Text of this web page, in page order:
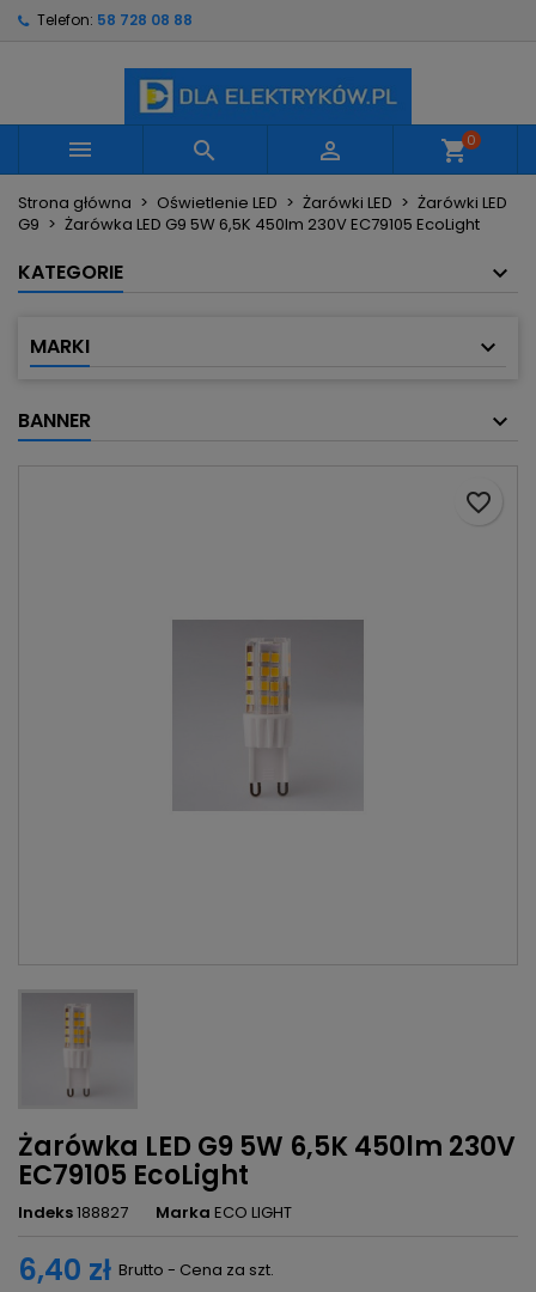
Telefon: 58 728 08 88
   shopping_cart0
Strona główna Oświetlenie LED Żarówki LED
Żarówki LED
G9
Żarówka LED G9 5W 6,5K 450lm 230V EC79105 EcoLight
KATEGORIE
MARKI
BANNER
Żarówka LED G9 5W 6,5K 450lm 230V
EC79105 EcoLight
Indeks188827 Marka ECO LIGHT
6,40 zł Brutto - Cena za szt.
favorite_border
Utwórz nową listę
Nazwa listy życzeń
Anuluj Utwórz listę życzeń
Musisz być zalogowany by zapisać produkty na
swojej liście życzeń.
Anuluj Zaloguj się